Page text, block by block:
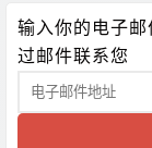
输入你的电子
过邮件联系您